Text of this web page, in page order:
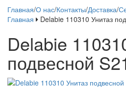
Главная/О нас/Контакты/Доставка/
Главная
Delabie 110310 Унитаз
Delabie
подвесной